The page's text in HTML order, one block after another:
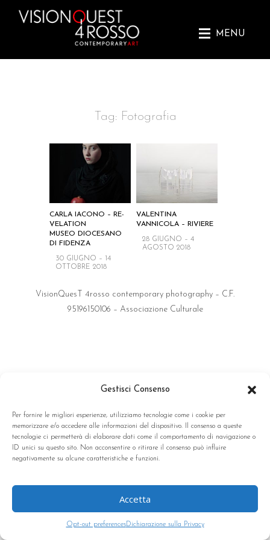
Gestisci Consenso
Per fornire le migliori esperienze, utilizziamo tecnologie come i cookie per
memorizzare e/o accedere alle informazioni del dispositivo. Il consenso a queste
tecnologie ci permetterà di elaborare dati come il comportamento di navigazione o
ID unici su questo sito. Non acconsentire o ritirare il consenso può influire
negativamente su alcune caratteristiche e funzioni.
Accetta
Opt-out preferencesDichiarazione sulla Privacy
MENU
Tag: Fotografia
CARLA IACONO – RE-
VELATION
MUSEO DIOCESANO
DI FIDENZA
30 GIUGNO – 14
OTTOBRE 2018
VALENTINA
VANNICOLA – RIVIERE
28 GIUGNO – 4
AGOSTO 2018
VisionQuesT 4rosso contemporary photography – C.F.
95196150106 – Associazione Culturale